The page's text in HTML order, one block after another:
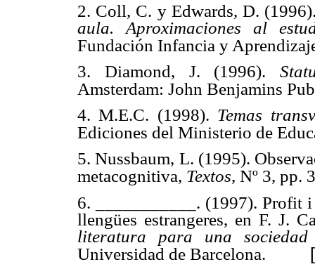
2. Coll, C. y Edwards, D.
aula. Aproximaciones al
Fundación Infancia y
3. Diamond, J. (1996).
Amsterdam: John Benjamins
4. M.E.C. (1998). Temas
Ediciones del Ministerio de
5. Nussbaum, L. (1995).
metacognitiva, Textos, Nº 3, pp.
6. ___________. (1997). Profit i
llengües estrangeres, en F. J.
literatura para una
Universidad de Barcelona.